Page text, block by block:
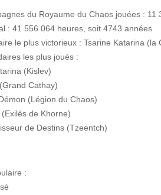
du Royaume du Chaos jouées : 11
: 41 556 064 heures, soit 4743 années
le plus victorieux : Tsarine Katarina (la
les plus joués :
(Kislev)
Cathay)
(Légion du Chaos)
de Khorne)
de Destins (Tzeentch)
: